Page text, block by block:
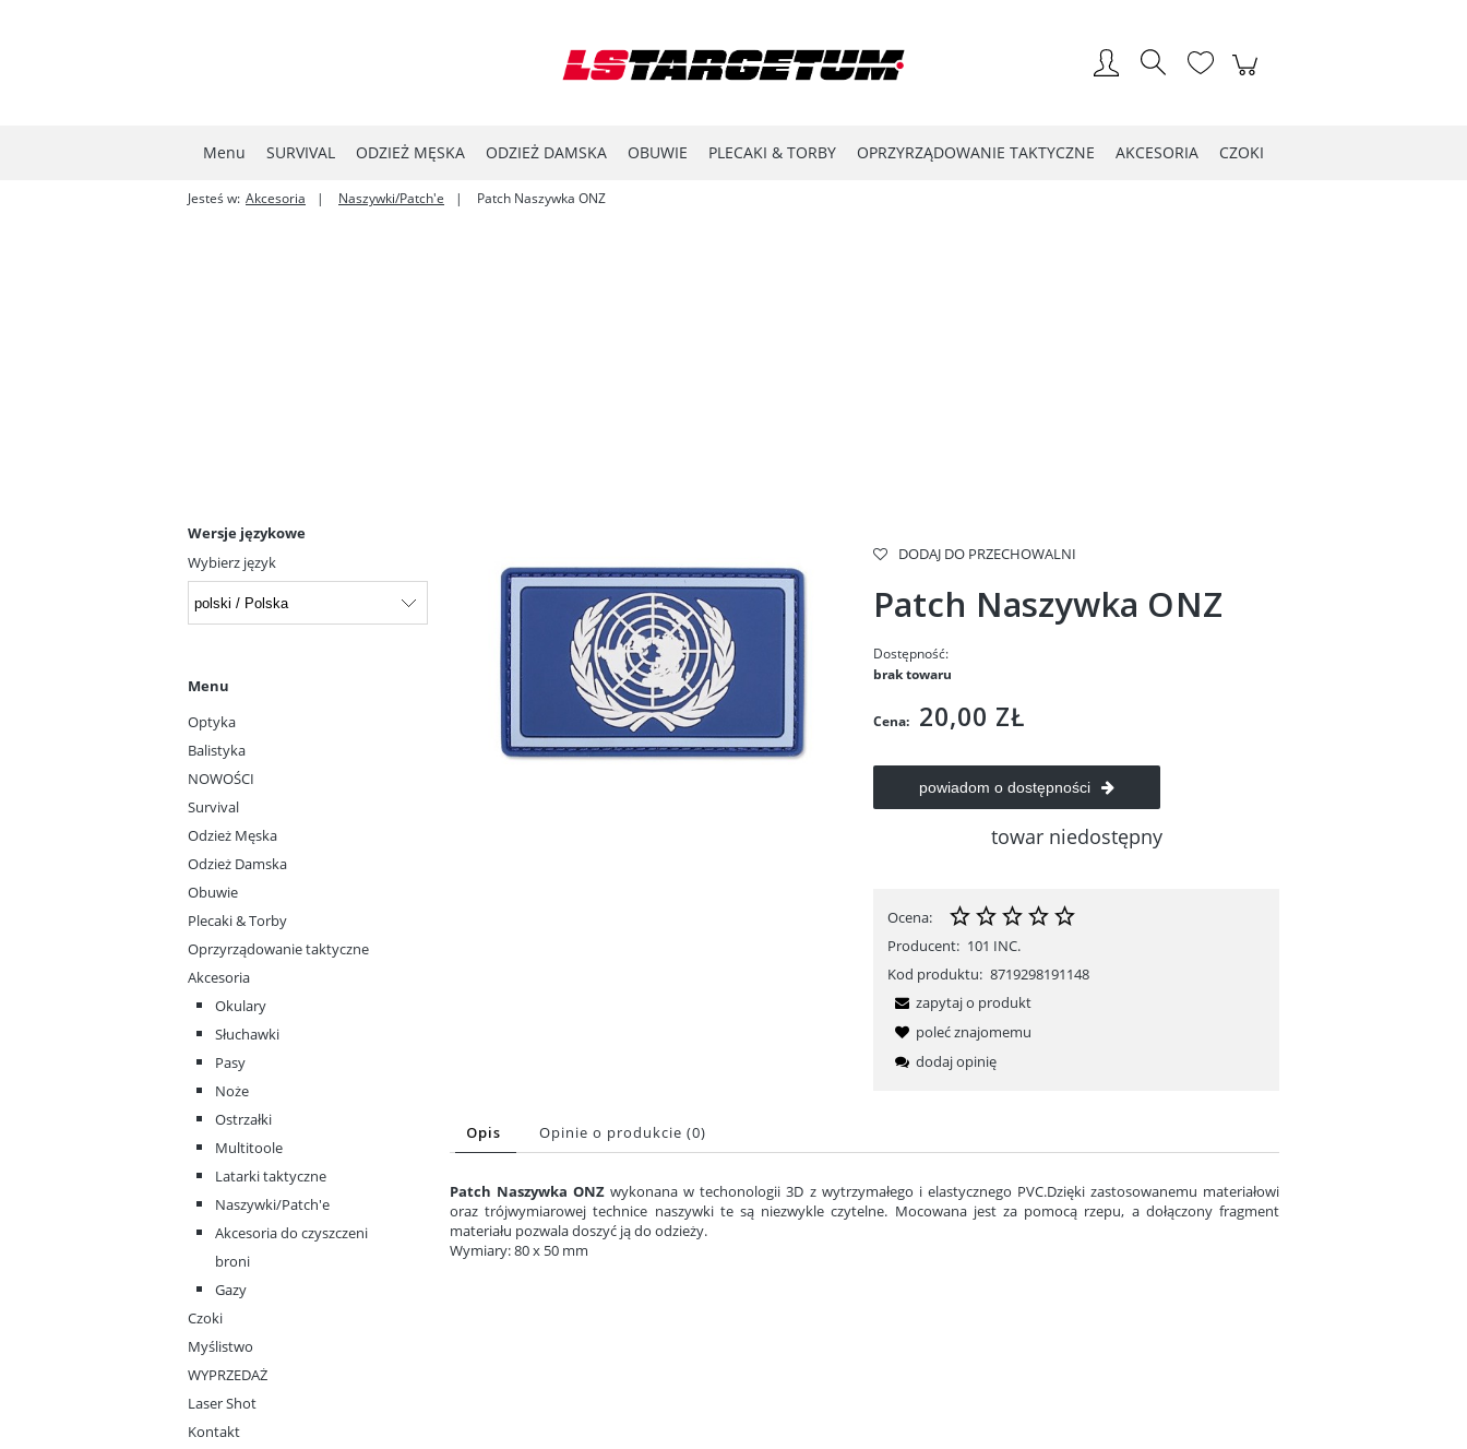
Menu SURVIVAL ODZIEŻ MĘSKA ODZIEŻ DAMSKA OBUWIE PLECAKI & TORBY OPRZYRZĄDOWANIE TAKTYCZNE AKCESORIA CZOKI
Jesteś w: Akcesoria Naszywki/Patch'e Patch Naszywka ONZ
Wersje językowe
Wybierz język
Menu
Optyka
Balistyka
NOWOŚCI
Survival
Odzież Męska
Odzież Damska
Obuwie
Plecaki & Torby
Oprzyrządowanie taktyczne
Akcesoria
Okulary
Słuchawki
Pasy
Noże
Ostrzałki
Multitoole
Latarki taktyczne
Naszywki/Patch'e
Akcesoria do czyszczeni
broni
Gazy
Czoki
Myślistwo
WYPRZEDAŻ
Laser Shot
Kontakt
DODAJ DO PRZECHOWALNI
Patch Naszywka ONZ
Dostępność:
brak towaru
Cena: 20,00 ZŁ
powiadom o dostępności
towar niedostępny
Ocena:
Producent: 101 INC.
Kod produktu: 8719298191148
zapytaj o produkt
poleć znajomemu
dodaj opinię
Opis Opinie o produkcie (0)
Patch Naszywka ONZ wykonana w techonologii 3D z wytrzymałego i elastycznego PVC.Dzięki zastosowanemu materiałowi
oraz trójwymiarowej technice naszywki te są niezwykle czytelne. Mocowana jest za pomocą rzepu, a dołączony fragment
materiału pozwala doszyć ją do odzieży.
Wymiary: 80 x 50 mm